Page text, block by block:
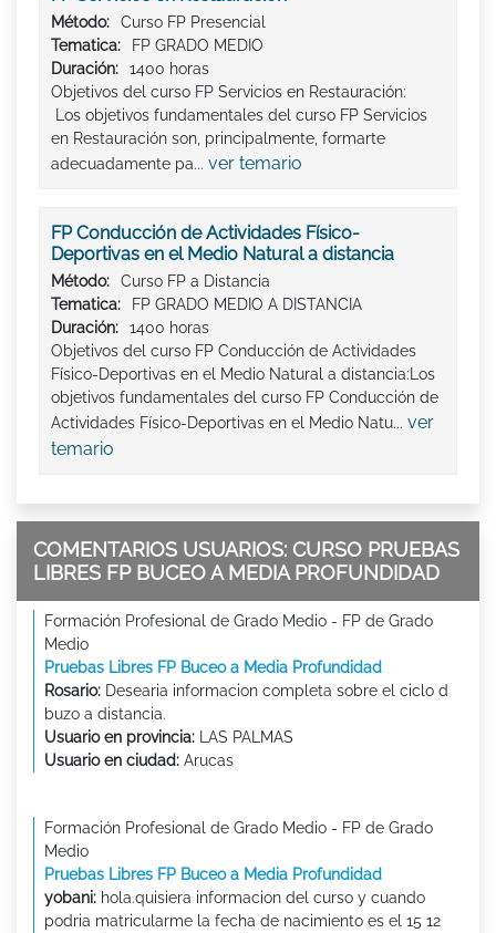
Método:
Curso FP Presencial
Tematica:
FP GRADO MEDIO
Duración:
1400 horas
Objetivos del curso FP Servicios en Restauración:
Los objetivos fundamentales del curso FP Servicios
en Restauración son, principalmente, formarte
adecuadamente pa... ver temario
FP Conducción de Actividades Físico-
Deportivas en el Medio Natural a distancia
Método:
Curso FP a Distancia
Tematica:
FP GRADO MEDIO A DISTANCIA
Duración:
1400 horas
Objetivos del curso FP Conducción de Actividades
Físico-Deportivas en el Medio Natural a distancia:Los
objetivos fundamentales del curso FP Conducción de
Actividades Físico-Deportivas en el Medio Natu... ver
temario
COMENTARIOS USUARIOS: CURSO PRUEBAS
LIBRES FP BUCEO A MEDIA PROFUNDIDAD
Formación Profesional de Grado Medio - FP de Grado
Medio
Pruebas Libres FP Buceo a Media Profundidad
Rosario: Desearia informacion completa sobre el ciclo d
buzo a distancia.
Usuario en provincia: LAS PALMAS
Usuario en ciudad: Arucas
Formación Profesional de Grado Medio - FP de Grado
Medio
Pruebas Libres FP Buceo a Media Profundidad
yobani: hola.quisiera informacion del curso y cuando
podria matricularme la fecha de nacimiento es el 15 12